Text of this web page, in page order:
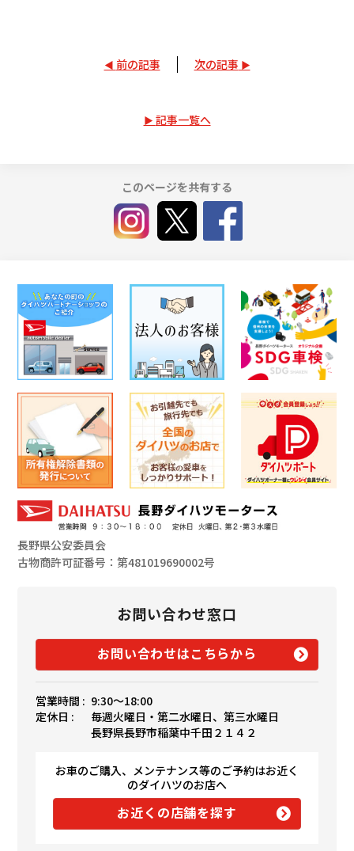
前の記事 次の記事
記事一覧へ
このページを共有する
長野県公安委員会
古物商許可証番号：第481019690002号
お問い合わせ窓口
お問い合わせはこちらから
営業時間 : 9:30〜18:00
定休日 :
毎週火曜日・第二水曜日、第三水曜日
長野県長野市稲葉中千田２１４２
お車のご購入、メンテナンス等のご予約はお近く
のダイハツのお店へ
お近くの店舗を探す